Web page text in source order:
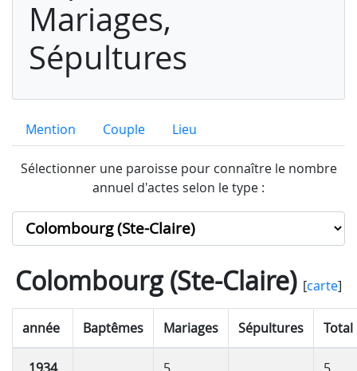
Mariages,
Sépultures
Mention Couple Lieu
Sélectionner une paroisse pour connaître le nombre
annuel d'actes selon le type :
Colombourg (Ste-Claire)[carte]
année Baptêmes Mariages Sépultures Total